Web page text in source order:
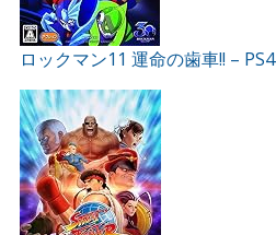
ロックマン11 運命の歯車!! – PS4